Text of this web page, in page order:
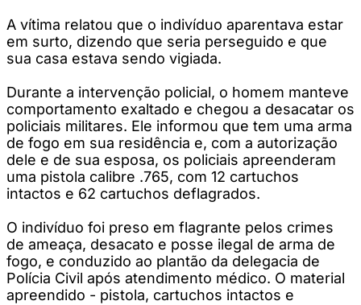
A vítima relatou que o indivíduo aparentava estar
em surto, dizendo que seria perseguido e que
sua casa estava sendo vigiada.
Durante a intervenção policial, o homem manteve
comportamento exaltado e chegou a desacatar os
policiais militares. Ele informou que tem uma arma
de fogo em sua residência e, com a autorização
dele e de sua esposa, os policiais apreenderam
uma pistola calibre .765, com 12 cartuchos
intactos e 62 cartuchos deflagrados.
O indivíduo foi preso em flagrante pelos crimes
de ameaça, desacato e posse ilegal de arma de
fogo, e conduzido ao plantão da delegacia de
Polícia Civil após atendimento médico. O material
apreendido - pistola, cartuchos intactos e